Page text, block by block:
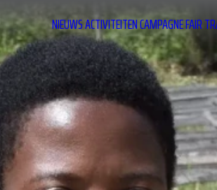
NIEUWSACTIVITEITENCAMPAGNEFAIR